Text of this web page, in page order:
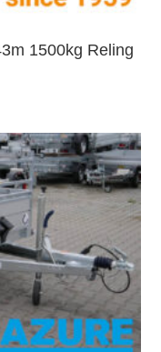
1500kg Reling